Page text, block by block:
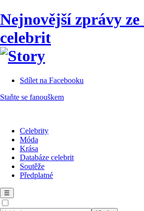
Nejnovější zprávy ze
celebrit
Sdílet na Facebooku
Staňte se fanouškem
Celebrity
Móda
Krása
Databáze celebrit
Soutěže
Předplatné
☰